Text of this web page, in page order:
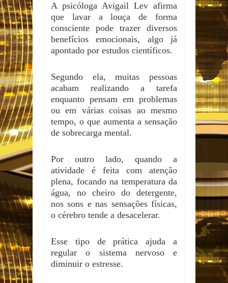
A psicóloga Avigail Lev afirma
que lavar a louça de forma
consciente pode trazer diversos
benefícios emocionais, algo já
apontado por estudos científicos.
Segundo ela, muitas pessoas
acabam realizando a tarefa
enquanto pensam em problemas
ou em várias coisas ao mesmo
tempo, o que aumenta a sensação
de sobrecarga mental.
Por outro lado, quando a
atividade é feita com atenção
plena, focando na temperatura da
água, no cheiro do detergente,
nos sons e nas sensações físicas,
o cérebro tende a desacelerar.
Esse tipo de prática ajuda a
regular o sistema nervoso e
diminuir o estresse.